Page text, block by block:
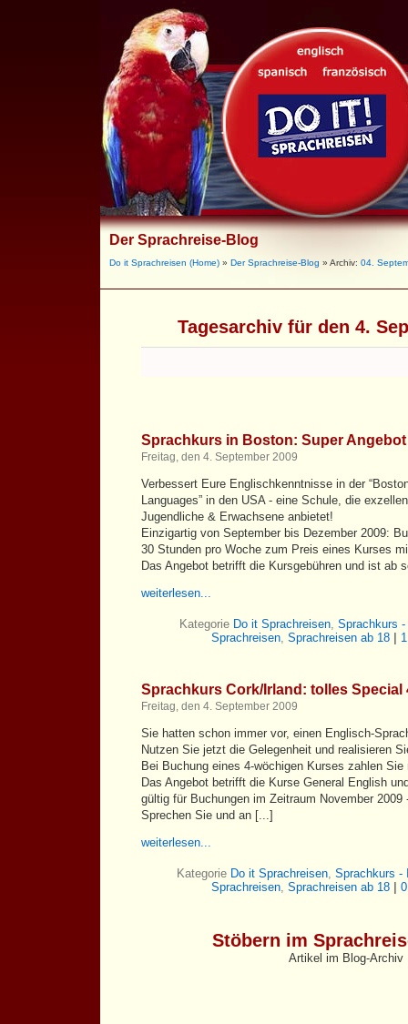
Der Sprachreise-Blog
Do it Sprachreisen (Home) » Der Sprachreise-Blog » Archiv: 04.
Tagesarchiv für den 4.
Sprachkurs in Boston: Super
Freitag, den 4. September 2009
Verbessert Eure Englischkenntnisse in der
Languages” in den USA - eine Schule, die
Jugendliche & Erwachsene anbietet!
Einzigartig von September bis Dezember 2009:
30 Stunden pro Woche zum Preis eines Kurses
Das Angebot betrifft die Kursgebühren und ist ab
weiterlesen...
Kategorie Do it Sprachreisen, Sprachkurs -
Sprachreisen, Sprachreisen ab 18
Sprachkurs Cork/Irland: tolles Special
Freitag, den 4. September 2009
Sie hatten schon immer vor, einen Englisch-
Nutzen Sie jetzt die Gelegenheit und realisieren
Bei Buchung eines 4-wöchigen Kurses zahlen Sie
Das Angebot betrifft die Kurse General English
gültig für Buchungen im Zeitraum November 2009
Sprechen Sie und an [...]
weiterlesen...
Kategorie Do it Sprachreisen, Sprachkurs -
Sprachreisen, Sprachreisen ab 18
Stöbern im
Artikel im Blog-Archiv